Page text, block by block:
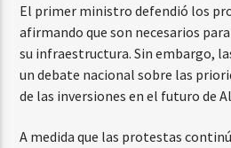
El primer ministro defendió los
afirmando que son necesarios
su infraestructura. Sin embargo,
un debate nacional sobre las
de las inversiones en el futuro de
A medida que las protestas